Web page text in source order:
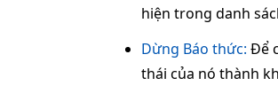
hiện trong danh
Dừng Báo thức: Để
thái của nó thành